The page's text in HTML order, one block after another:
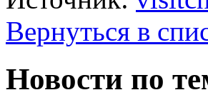
Вернуться в
Новости по